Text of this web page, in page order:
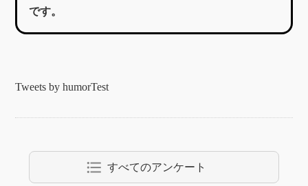
です。
Tweets by humorTest
format_list_bulleted すべてのアンケート